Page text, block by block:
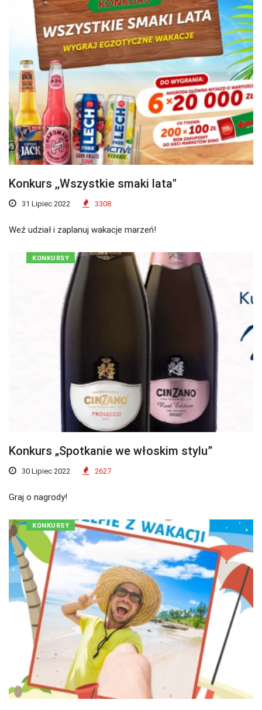
Konkurs ,,Wszystkie smaki lata"
31 Lipiec 2022 3308
Weź udział i zaplanuj wakacje marzeń!
KONKURSY
Konkurs „Spotkanie we włoskim stylu”
30 Lipiec 2022 2627
Graj o nagrody!
KONKURSY